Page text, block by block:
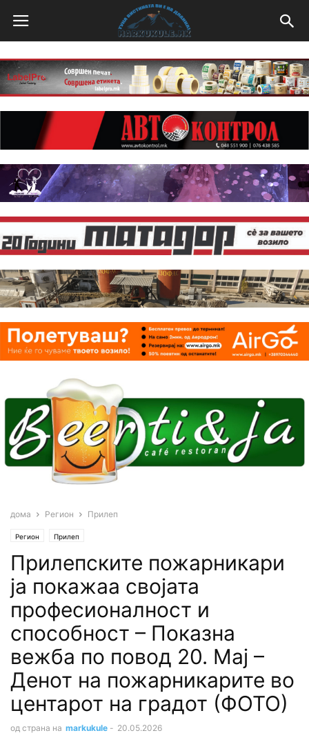
дома Регион Прилеп
Регион Прилеп
Прилепските пожарникари
ја покажаа својата
професионалност и
способност – Показна
вежба по повод 20. Мај –
Денот на пожарникарите во
центарот на градот (ФОТО)
од страна на markukule - 20.05.2026